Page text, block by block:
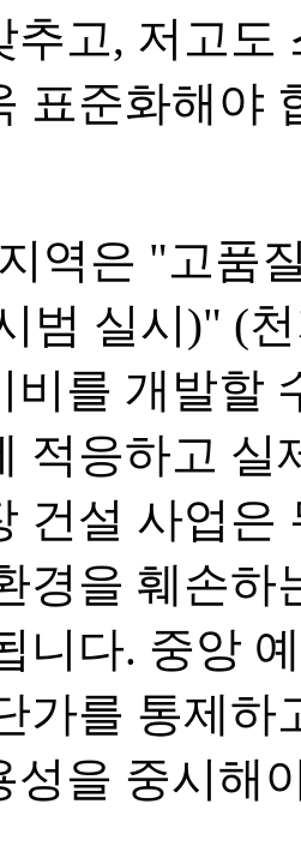
추고, 저고도
표준화해야
역은 "고품
범 실시)" (
비를 개발할
적응하고 실
건설 사업은
경을 훼손하
니다. 중앙
가를 통제하
성을 중시해